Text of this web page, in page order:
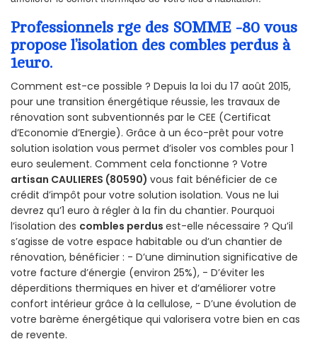
Professionnels rge des SOMME -80 vous
propose l’isolation des combles perdus à
1euro.
Comment est-ce possible ? Depuis la loi du 17 août 2015,
pour une transition énergétique réussie, les travaux de
rénovation sont subventionnés par le CEE (Certificat
d’Economie d’Energie). Grâce à un éco-prêt pour votre
solution isolation vous permet d’isoler vos combles pour 1
euro seulement. Comment cela fonctionne ? Votre
artisan CAULIERES (80590) vous fait bénéficier de ce
crédit d’impôt pour votre solution isolation. Vous ne lui
devrez qu’1 euro à régler à la fin du chantier. Pourquoi
l’isolation des combles perdus est-elle nécessaire ? Qu’il
s’agisse de votre espace habitable ou d’un chantier de
rénovation, bénéficier : - D’une diminution significative de
votre facture d’énergie (environ 25%), - D’éviter les
déperditions thermiques en hiver et d’améliorer votre
confort intérieur grâce à la cellulose, - D’une évolution de
votre barème énergétique qui valorisera votre bien en cas
de revente.